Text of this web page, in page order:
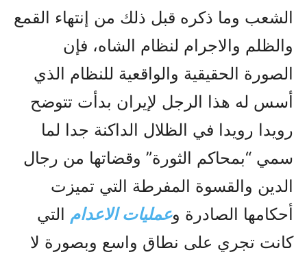
الشعب وما ذكره قبل ذلك من إنتهاء القمع
والظلم والاجرام لنظام الشاه، فإن
الصورة الحقيقية والواقعية للنظام الذي
أسس له هذا الرجل لإيران بدأت تتوضح
رويدا رويدا في الظلال الداكنة جدا لما
سمي “بمحاکم الثورة” وقضاتها من رجال
الدين والقسوة المفرطة التي تميزت
أحكامها الصادرة وعمليات الاعدام التي
كانت تجري على نطاق واسع وبصورة لا